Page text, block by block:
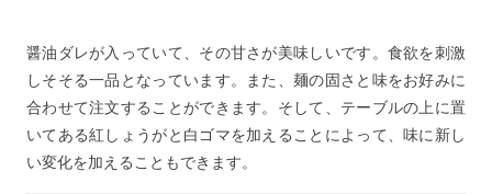
醤油ダレが入っていて、その甘さが美味しいです。食欲を刺激
しそそる一品となっています。また、麺の固さと味をお好みに
合わせて注文することができます。そして、テーブルの上に置
いてある紅しょうがと白ゴマを加えることによって、味に新し
い変化を加えることもできます。